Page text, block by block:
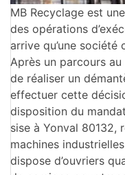
MB Recyclage est
des opérations
arrive qu’une
Après un parcours
de réaliser un
effectuer cette
disposition du
sise à Yonval 80132,
machines
dispose d’ouvriers